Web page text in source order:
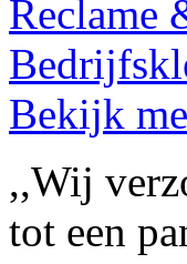
Bekijk
,,Wij
tot een